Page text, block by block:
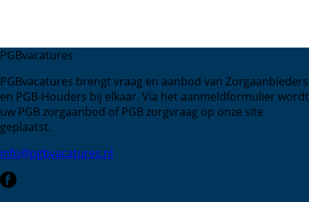
PGBvacatures
PGBvacatures brengt vraag en aanbod van Zorgaanbieders
en PGB-Houders bij elkaar. Via het aanmeldformulier wordt
uw PGB zorgaanbod of PGB zorgvraag op onze site
geplaatst.
info@pgbvacatures.nl